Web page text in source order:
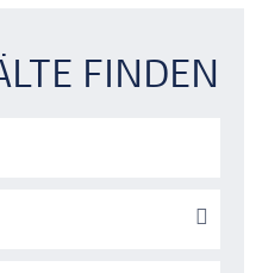
FINDEN